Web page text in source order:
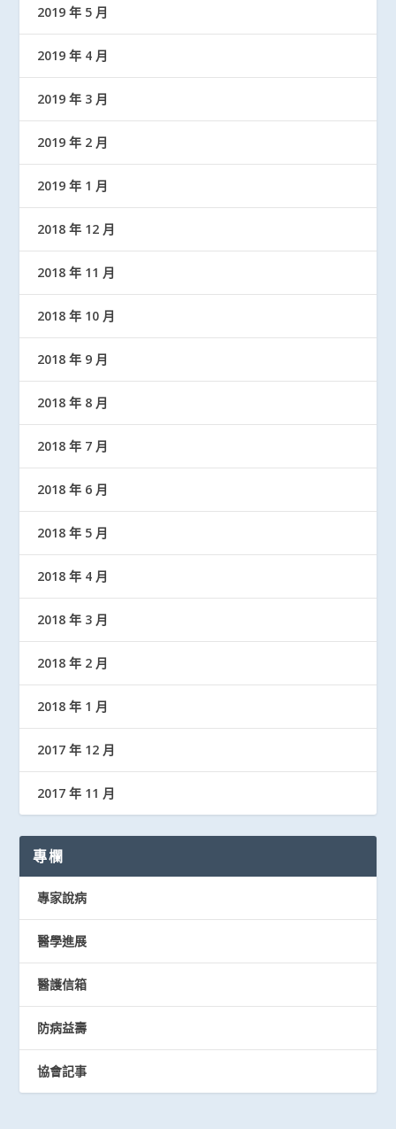
2019 年 5 月
2019 年 4 月
2019 年 3 月
2019 年 2 月
2019 年 1 月
2018 年 12 月
2018 年 11 月
2018 年 10 月
2018 年 9 月
2018 年 8 月
2018 年 7 月
2018 年 6 月
2018 年 5 月
2018 年 4 月
2018 年 3 月
2018 年 2 月
2018 年 1 月
2017 年 12 月
2017 年 11 月
專欄
專家說病
醫學進展
醫護信箱
防病益壽
協會記事